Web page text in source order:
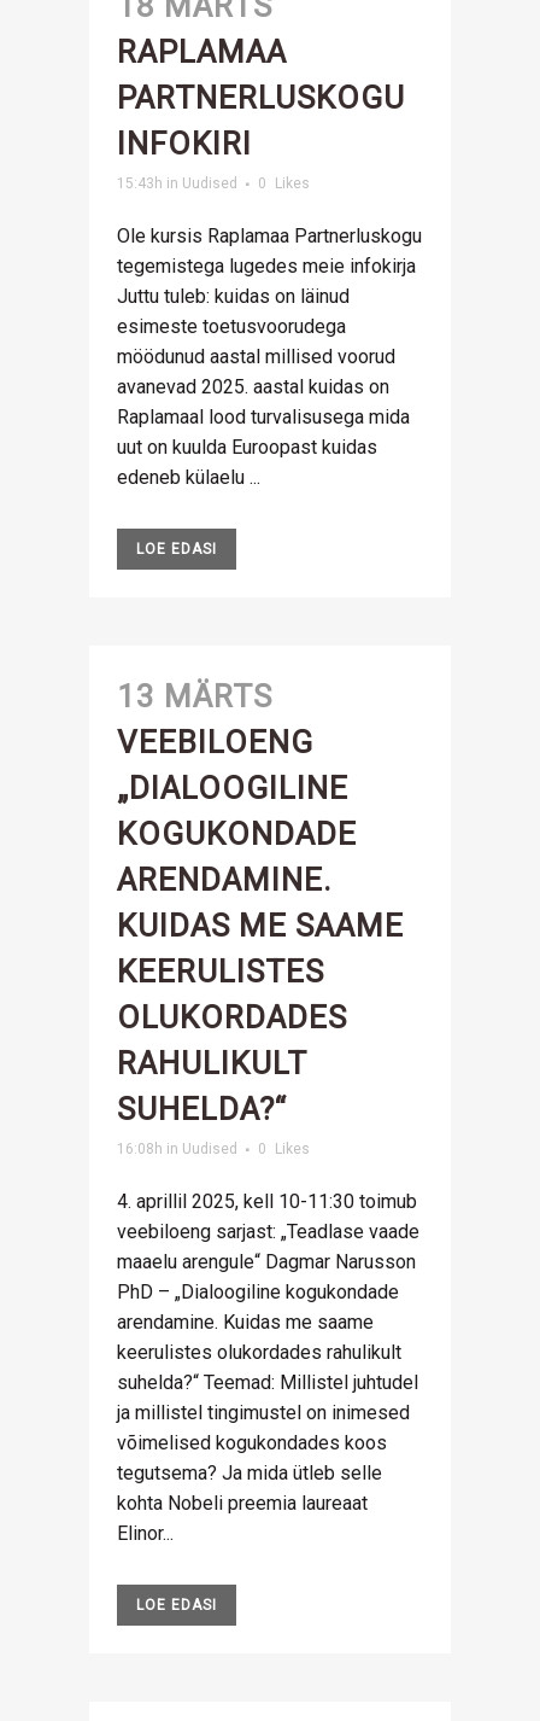
RAPLAMAA
PARTNERLUSKOGU
INFOKIRI
15:43h in Uudised 0 Likes
Ole kursis Raplamaa Partnerluskogu
tegemistega lugedes meie infokirja
Juttu tuleb: kuidas on läinud
esimeste toetusvoorudega
möödunud aastal millised voorud
avanevad 2025. aastal kuidas on
Raplamaal lood turvalisusega mida
uut on kuulda Euroopast kuidas
edeneb külaelu ...
LOE EDASI
13 MÄRTS
VEEBILOENG
„DIALOOGILINE
KOGUKONDADE
ARENDAMINE.
KUIDAS ME SAAME
KEERULISTES
OLUKORDADES
RAHULIKULT
SUHELDA?“
16:08h in Uudised 0 Likes
4. aprillil 2025, kell 10-11:30 toimub
veebiloeng sarjast: „Teadlase vaade
maaelu arengule“ Dagmar Narusson
PhD – „Dialoogiline kogukondade
arendamine. Kuidas me saame
keerulistes olukordades rahulikult
suhelda?“ Teemad: Millistel juhtudel
ja millistel tingimustel on inimesed
võimelised kogukondades koos
tegutsema? Ja mida ütleb selle
kohta Nobeli preemia laureaat
Elinor...
LOE EDASI